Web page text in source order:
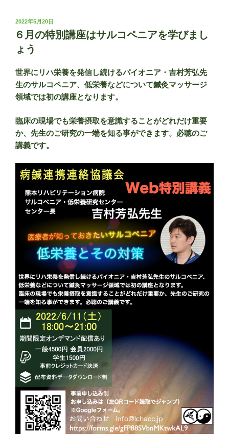
投
稿
日:
2022年5月20日
６月の特別講座はサルコペニアを学びまし
ょう
世界にリハ栄養を発信し続けるパイオニア・吉村芳弘先
生のサルコペニア、低栄養などについて鍼灸マッサージ
領域では初の講座となります。
臨床の現場でも栄養摂取を意識することがどれだけ重要
か、先生のご研究の一端を知る事ができます。必聴のご
講義です。